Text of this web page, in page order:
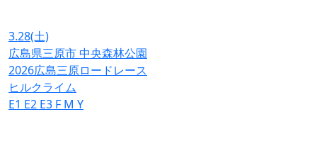
3.28(土)
広島県三原市 中央森林公園
2026広島三原ロードレース
ヒルクライム
E1 E2 E3 F M Y